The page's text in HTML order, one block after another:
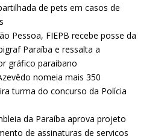
de pets em casos de
Pessoa, FIEPB recebe posse da
Paraíba e ressalta a
gráfico paraibano
nomeia mais 350
turma do concurso da Polícia
da Paraíba aprova projeto
de assinaturas de serviços